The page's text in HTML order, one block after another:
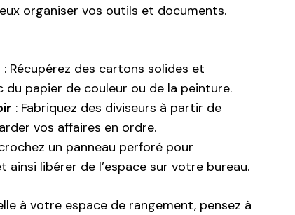
organiser vos outils et documents.
: Récupérez des cartons solides et
du papier de couleur ou de la peinture.
: Fabriquez des diviseurs à partir de
vos affaires en ordre.
un panneau perforé pour
ainsi libérer de l’espace sur votre bureau.
à votre espace de rangement, pensez à